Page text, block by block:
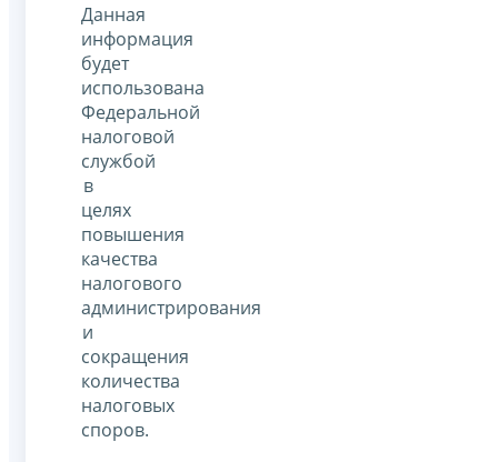
Данная
информация
будет
использована
Федеральной
налоговой
службой
в
целях
повышения
качества
налогового
администрирования
и
сокращения
количества
налоговых
споров.